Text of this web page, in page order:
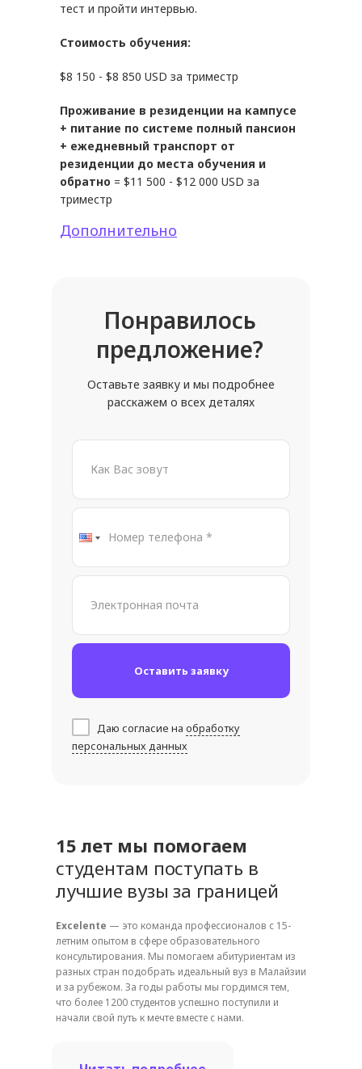
тест и пройти интервью.
Стоимость обучения:
$8 150 - $8 850 USD за триместр
Проживание в резиденции на кампусе
+ питание по системе полный пансион
+ ежедневный транспорт от
резиденции до места обучения и
обратно = $11 500 - $12 000 USD за
триместр
Дополнительно
Понравилось
предложение?
Оставьте заявку и мы подробнее
расскажем о всех деталях
Оставить заявку
Даю согласие на обработку
персональных данных
15 лет мы помогаем
студентам поступать в
лучшие вузы за границей
Excelente — это команда профессионалов с 15-
летним опытом в сфере образовательного
консультирования. Мы помогаем абитуриентам из
разных стран подобрать идеальный вуз в Малайзии
и за рубежом. За годы работы мы гордимся тем,
что более 1200 студентов успешно поступили и
начали свой путь к мечте вместе с нами.